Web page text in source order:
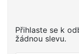
Přihlaste se k
žádnou slevu.